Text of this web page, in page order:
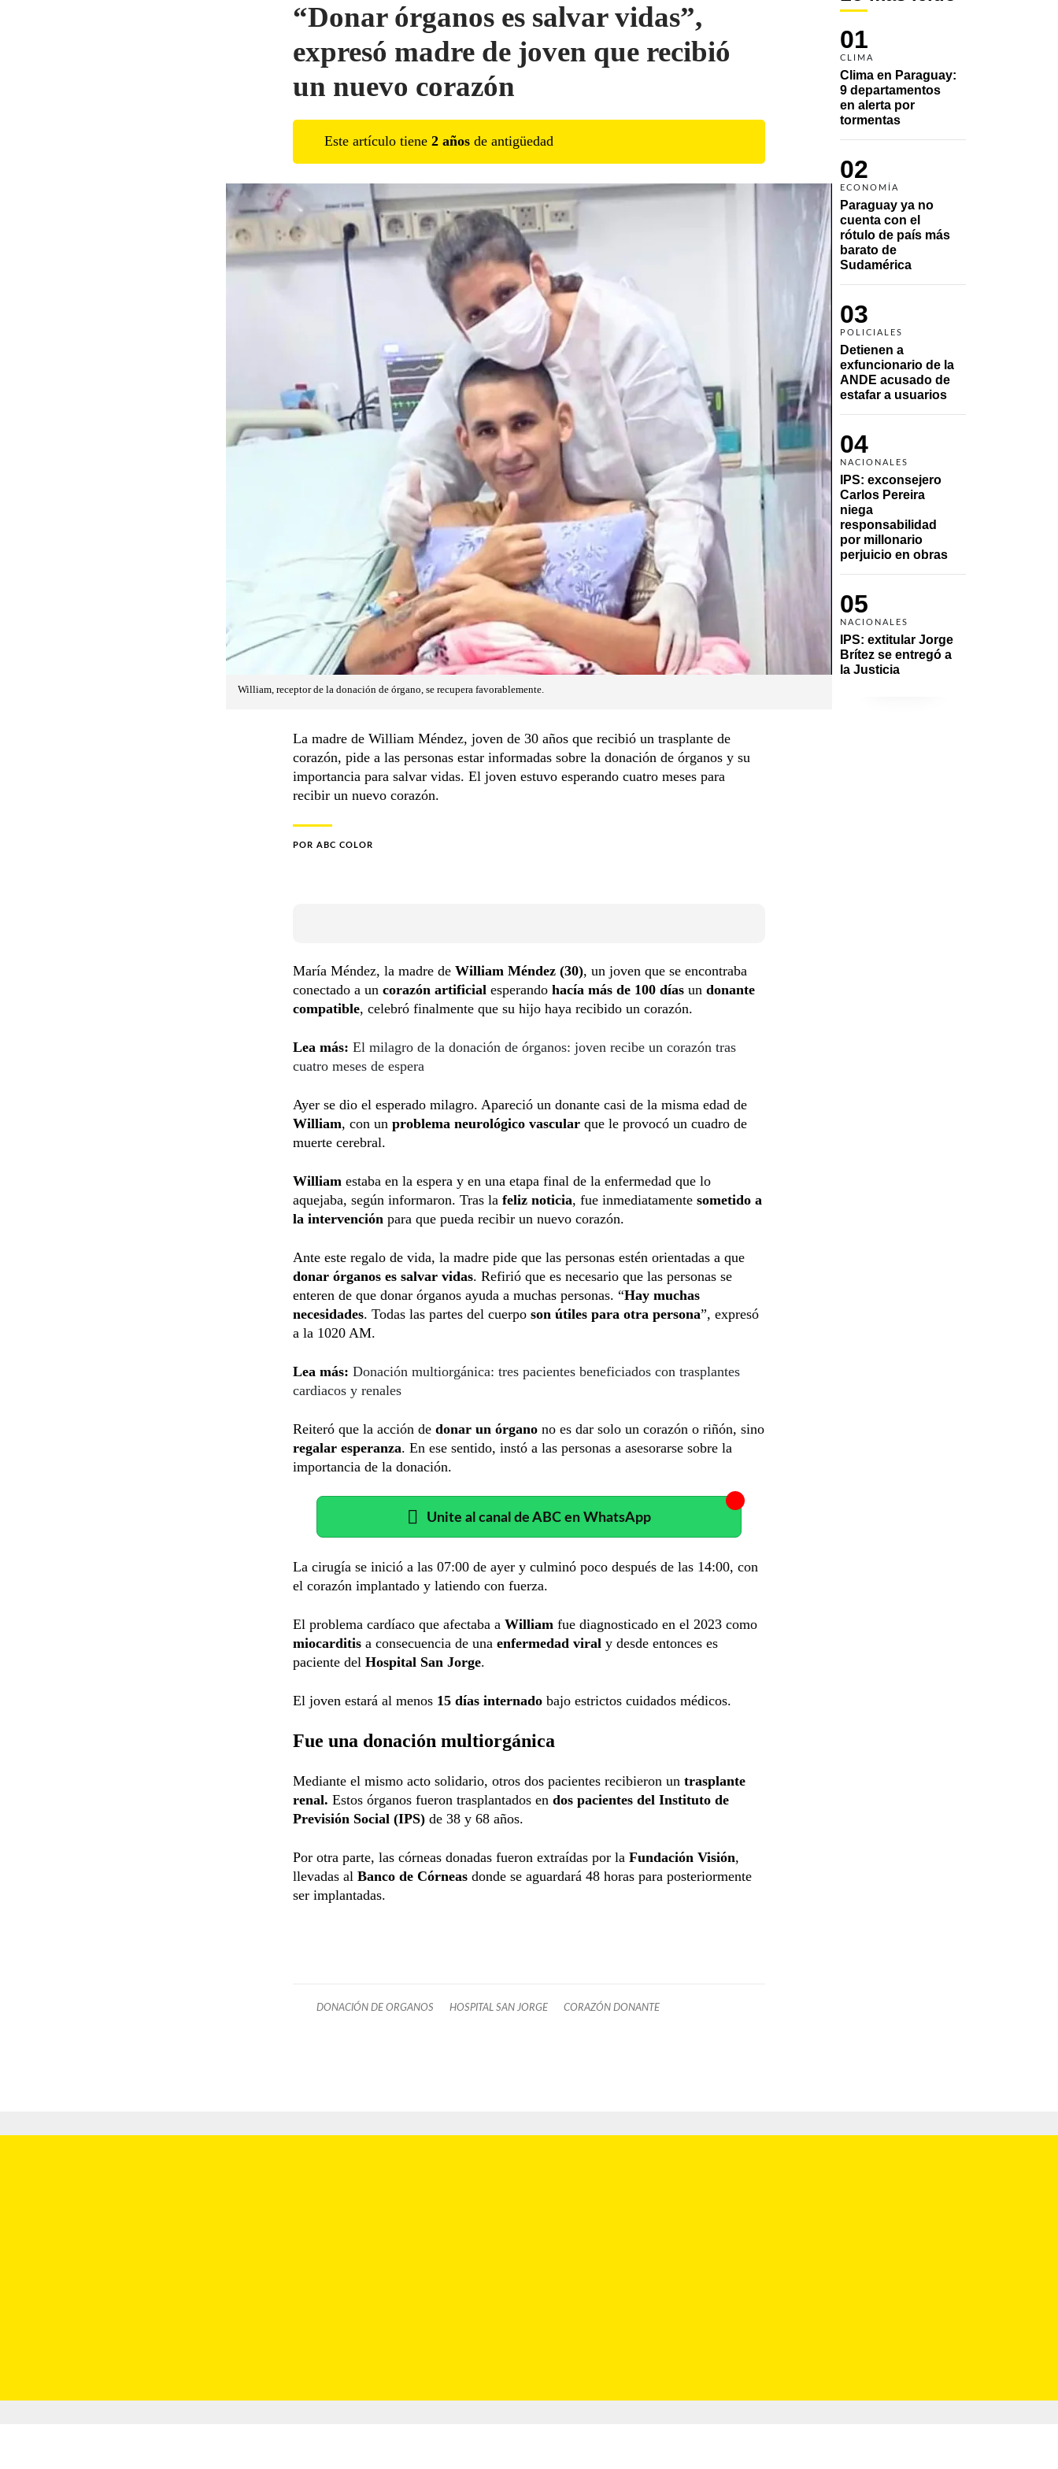
01
CLIMA
Clima en Paraguay:
9 departamentos
en alerta por
tormentas
02
ECONOMÍA
Paraguay ya no
cuenta con el
rótulo de país más
barato de
Sudamérica
03
POLICIALES
Detienen a
exfuncionario de la
ANDE acusado de
estafar a usuarios
04
NACIONALES
IPS: exconsejero
Carlos Pereira
niega
responsabilidad
por millonario
perjuicio en obras
05
NACIONALES
IPS: extitular Jorge
Brítez se entregó a
la Justicia
“Donar órganos es salvar vidas”,
expresó madre de joven que recibió
un nuevo corazón
Este artículo tiene 2 años de antigüedad
William, receptor de la donación de órgano, se recupera favorablemente.
La madre de William Méndez, joven de 30 años que recibió un trasplante de
corazón, pide a las personas estar informadas sobre la donación de órganos y su
importancia para salvar vidas. El joven estuvo esperando cuatro meses para
recibir un nuevo corazón.
POR ABC COLOR
María Méndez, la madre de William Méndez (30), un joven que se encontraba
conectado a un corazón artificial esperando hacía más de 100 días un donante
compatible, celebró finalmente que su hijo haya recibido un corazón.
Lea más: El milagro de la donación de órganos: joven recibe un corazón tras
cuatro meses de espera
Ayer se dio el esperado milagro. Apareció un donante casi de la misma edad de
William, con un problema neurológico vascular que le provocó un cuadro de
muerte cerebral.
William estaba en la espera y en una etapa final de la enfermedad que lo
aquejaba, según informaron. Tras la feliz noticia, fue inmediatamente sometido a
la intervención para que pueda recibir un nuevo corazón.
Ante este regalo de vida, la madre pide que las personas estén orientadas a que
donar órganos es salvar vidas. Refirió que es necesario que las personas se
enteren de que donar órganos ayuda a muchas personas. “Hay muchas
necesidades. Todas las partes del cuerpo son útiles para otra persona”, expresó
a la 1020 AM.
Lea más: Donación multiorgánica: tres pacientes beneficiados con trasplantes
cardiacos y renales
Reiteró que la acción de donar un órgano no es dar solo un corazón o riñón, sino
regalar esperanza. En ese sentido, instó a las personas a asesorarse sobre la
importancia de la donación.
Unite al canal de ABC en WhatsApp
La cirugía se inició a las 07:00 de ayer y culminó poco después de las 14:00, con
el corazón implantado y latiendo con fuerza.
El problema cardíaco que afectaba a William fue diagnosticado en el 2023 como
miocarditis a consecuencia de una enfermedad viral y desde entonces es
paciente del Hospital San Jorge.
El joven estará al menos 15 días internado bajo estrictos cuidados médicos.
Fue una donación multiorgánica
Mediante el mismo acto solidario, otros dos pacientes recibieron un trasplante
renal. Estos órganos fueron trasplantados en dos pacientes del Instituto de
Previsión Social (IPS) de 38 y 68 años.
Por otra parte, las córneas donadas fueron extraídas por la Fundación Visión,
llevadas al Banco de Córneas donde se aguardará 48 horas para posteriormente
ser implantadas.
DONACIÓN DE ORGANOS HOSPITAL SAN JORGE CORAZÓN DONANTE